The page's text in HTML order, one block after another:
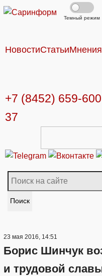
Темный режим
НовостиСтатьиМнения
+7 (8452) 659-600
37
Поиск
23 мая 2016, 14:51
Борис Шинчук
и трудовой